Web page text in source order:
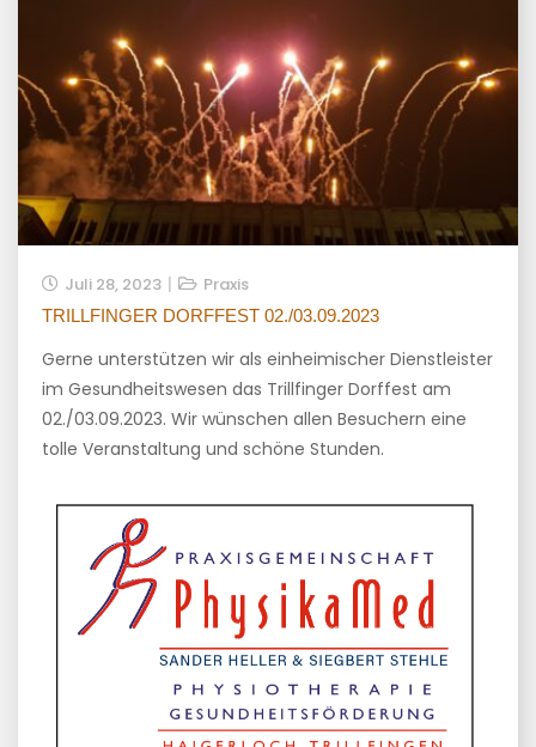
Juli 28, 2023 Praxis
TRILLFINGER DORFFEST 02./03.09.2023
Gerne unterstützen wir als einheimischer Dienstleister
im Gesundheitswesen das Trillfinger Dorffest am
02./03.09.2023. Wir wünschen allen Besuchern eine
tolle Veranstaltung und schöne Stunden.